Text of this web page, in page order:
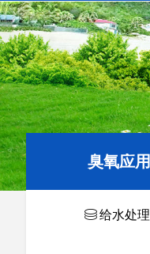
臭氧应用
ꀹ给水处理